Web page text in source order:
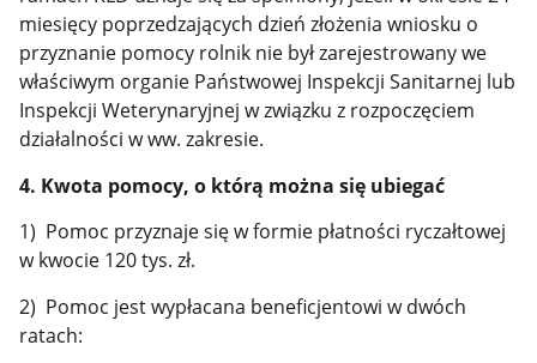
miesięcy poprzedzających dzień złożenia wniosku o
przyznanie pomocy rolnik nie był zarejestrowany we
właściwym organie Państwowej Inspekcji Sanitarnej lub
Inspekcji Weterynaryjnej w związku z rozpoczęciem
działalności w ww. zakresie.
4. Kwota pomocy, o którą można się ubiegać
1) Pomoc przyznaje się w formie płatności ryczałtowej
w kwocie 120 tys. zł.
2) Pomoc jest wypłacana beneficjentowi w dwóch
ratach: